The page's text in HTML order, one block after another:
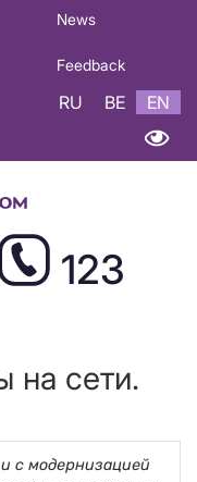
News
Feedback
RU BE EN
123
на сети.
с модернизацией